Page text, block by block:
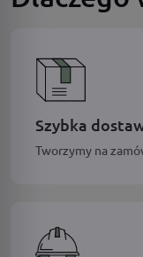
Szybka
Tworzymy na